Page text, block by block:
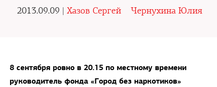
2013.09.09 | Хазов Сергей Чернухина Юлия
8 сентября ровно в 20.15 по местному времени
руководитель фонда «Город без наркотиков»